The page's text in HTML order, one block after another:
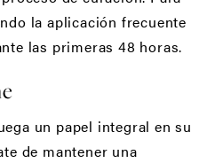
la aplicación frecuente
las primeras 48 horas.
un papel integral en su
de mantener una